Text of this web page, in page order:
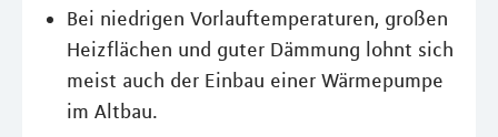
Bei niedrigen Vorlauftemperaturen, großen
Heizflächen und guter Dämmung lohnt sich
meist auch der Einbau einer Wärmepumpe
im Altbau.